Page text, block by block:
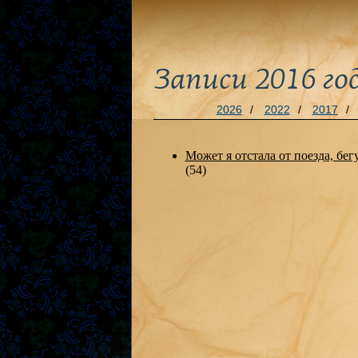
Записи 2016
2026 / 2022 / 2017 /
Может я отстала от поезда,
(54)